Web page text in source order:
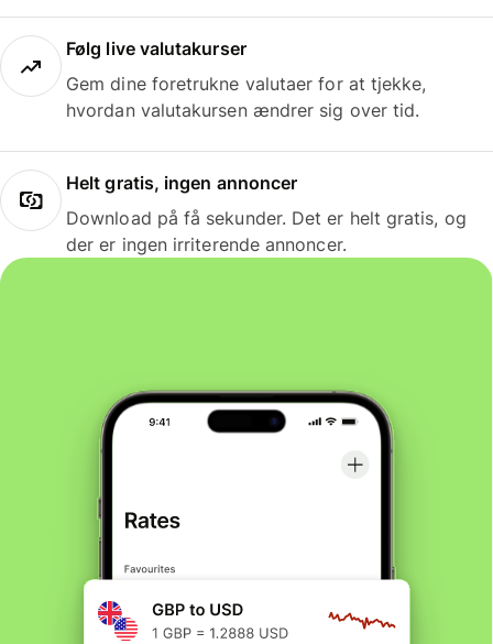
Følg live valutakurser
Gem dine foretrukne valutaer for at tjekke,
hvordan valutakursen ændrer sig over tid.
Helt gratis, ingen annoncer
Download på få sekunder. Det er helt gratis, og
der er ingen irriterende annoncer.